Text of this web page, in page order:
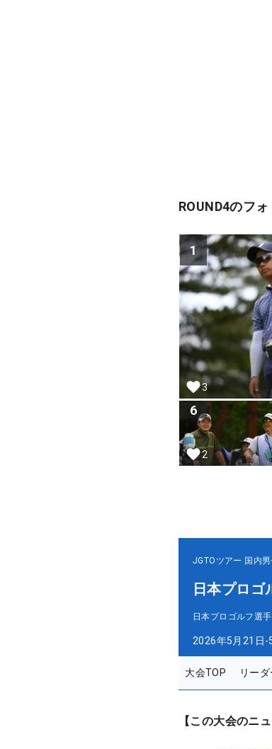
ROUND4のフ
1
3
6
2
JGTOツアー 国内
日本プロ
日本プロゴルフ選
2026年5月21日-
大会TOP リー
【この大会のニュ